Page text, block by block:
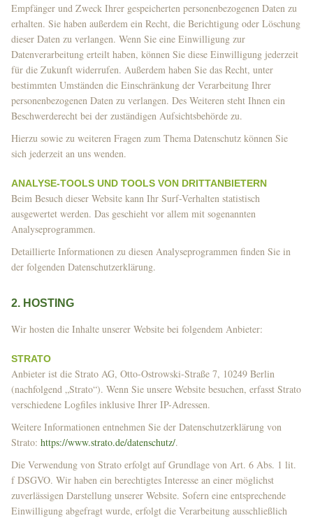
Empfänger und Zweck Ihrer gespeicherten personenbezogenen Daten zu
erhalten. Sie haben außerdem ein Recht, die Berichtigung oder Löschung
dieser Daten zu verlangen. Wenn Sie eine Einwilligung zur
Datenverarbeitung erteilt haben, können Sie diese Einwilligung jederzeit
für die Zukunft widerrufen. Außerdem haben Sie das Recht, unter
bestimmten Umständen die Einschränkung der Verarbeitung Ihrer
personenbezogenen Daten zu verlangen. Des Weiteren steht Ihnen ein
Beschwerderecht bei der zuständigen Aufsichtsbehörde zu.
Hierzu sowie zu weiteren Fragen zum Thema Datenschutz können Sie
sich jederzeit an uns wenden.
ANALYSE-TOOLS UND TOOLS VON DRITT­ANBIETERN
Beim Besuch dieser Website kann Ihr Surf-Verhalten statistisch
ausgewertet werden. Das geschieht vor allem mit sogenannten
Analyseprogrammen.
Detaillierte Informationen zu diesen Analyseprogrammen finden Sie in
der folgenden Datenschutzerklärung.
2. HOSTING
Wir hosten die Inhalte unserer Website bei folgendem Anbieter:
STRATO
Anbieter ist die Strato AG, Otto-Ostrowski-Straße 7, 10249 Berlin
(nachfolgend „Strato“). Wenn Sie unsere Website besuchen, erfasst Strato
verschiedene Logfiles inklusive Ihrer IP-Adressen.
Weitere Informationen entnehmen Sie der Datenschutzerklärung von
Strato: https://www.strato.de/datenschutz/.
Die Verwendung von Strato erfolgt auf Grundlage von Art. 6 Abs. 1 lit.
f DSGVO. Wir haben ein berechtigtes Interesse an einer möglichst
zuverlässigen Darstellung unserer Website. Sofern eine entsprechende
Einwilligung abgefragt wurde, erfolgt die Verarbeitung ausschließlich